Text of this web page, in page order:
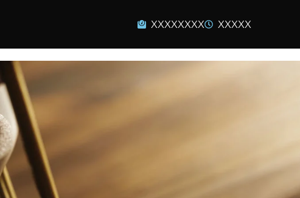
XXXXXXXX XXXXX